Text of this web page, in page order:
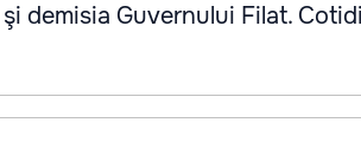
demisia Guvernului Filat.